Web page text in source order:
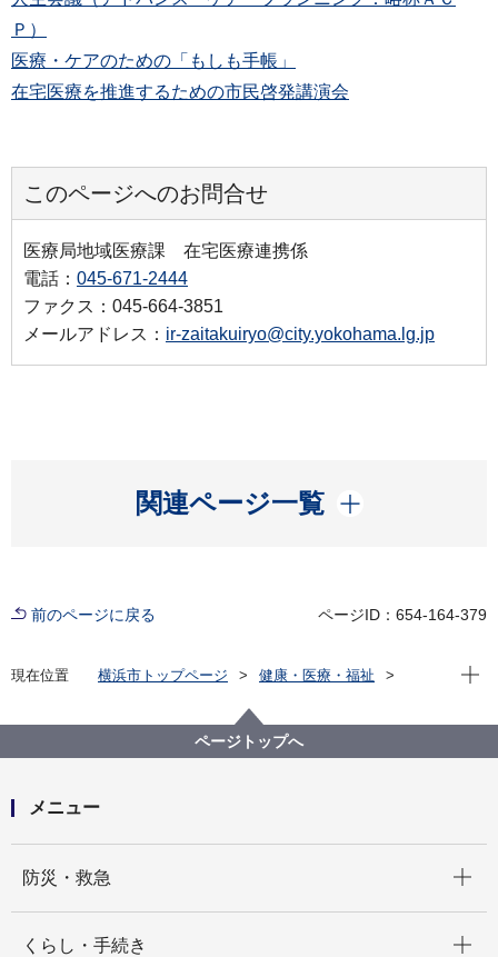
Ｐ）
医療・ケアのための「もしも手帳」
在宅医療を推進するための市民啓発講演会
このページへのお問合せ
医療局地域医療課 在宅医療連携係
電話： 045-671-2444
ファクス：045-664-3851
メールアドレス： ir-zaitakuiryo@city.yokohama.lg.jp
関連ページ一覧
開く
前のページに戻る ページID：654-164-379
現在位置 横浜市トップページ
健康・医療・福祉
アドバンス・ケア・プランニング（ACP）“人生会
横浜市「人生会議」短編ドラマ
現在
ページトップへ
メニュー
防災・救急
くらし・手続き